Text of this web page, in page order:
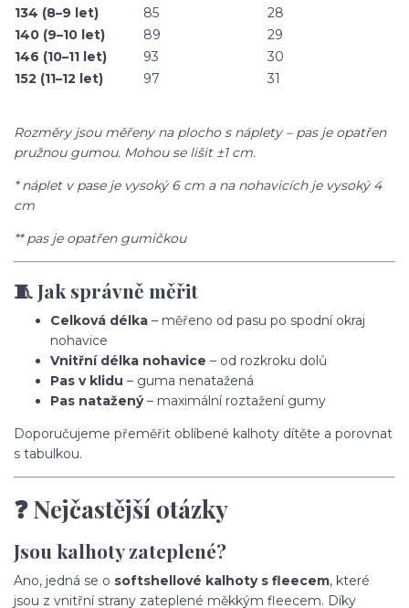
134 (8–9 let)
85
28
140 (9–10 let)
89
29
146 (10–11 let)
93
30
152 (11–12 let)
97 31
Rozměry jsou měřeny na plocho s náplety – pas je opatřen
pružnou gumou. Mohou se lišit ±1 cm.
* náplet v pase je vysoký 6 cm a na nohavicích je vysoký 4
cm
** pas je opatřen gumičkou
🧵 Jak správně měřit
Celková délka – měřeno od pasu po spodní okraj
nohavice
Vnitřní délka nohavice – od rozkroku dolů
Pas v klidu – guma nenatažená
Pas natažený– maximální roztažení gumy
Doporučujeme přeměřit oblíbené kalhoty dítěte a porovnat
s tabulkou.
❓ Nejčastější otázky
Jsou kalhoty zateplené?
Ano, jedná se o softshellové kalhoty s fleecem, které
jsou z vnitřní strany zateplené měkkým fleecem. Díky